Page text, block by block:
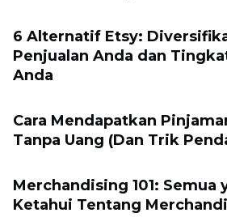
6 Alternatif Etsy:
Penjualan Anda dan
Anda
Cara Mendapatkan
Tanpa Uang (Dan Trik
Merchandising 101: Semua
Ketahui Tentang